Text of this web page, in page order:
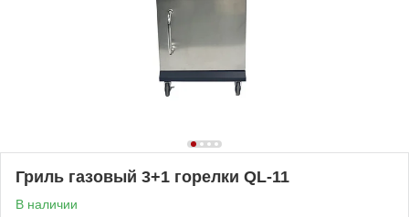
Гриль газовый 3+1 горелки QL-11
В наличии